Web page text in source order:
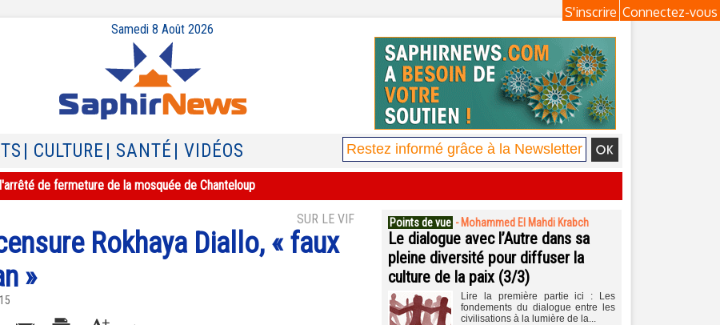
Connectez-vous
S'inscrire
Samedi 8 Août 2026
| CULTURE | SANTÉ | VIDÉOS
de fermeture de la mosquée de Chanteloup
SUR LE VIF
Rokhaya Diallo, « faux
»
Points de vue - Mohammed El Mahdi Krabch
Le dialogue avec l’Autre dans sa
pleine diversité pour diffuser la
culture de la paix (3/3)
Lire la première partie ici : Les
fondements du dialogue entre les
civilisations à la lumière de la...